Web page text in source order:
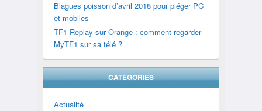
Blagues poisson d’avril 2018 pour piéger PC
et mobiles
TF1 Replay sur Orange : comment regarder
MyTF1 sur sa télé ?
CATÉGORIES
Actualité